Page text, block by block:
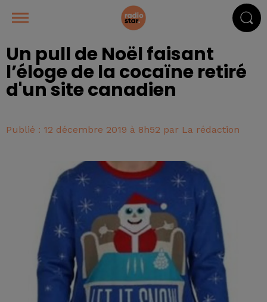
Un pull de Noël faisant
l’éloge de la cocaïne retiré
d'un site canadien
Publié : 12 décembre 2019 à 8h52 par La rédaction